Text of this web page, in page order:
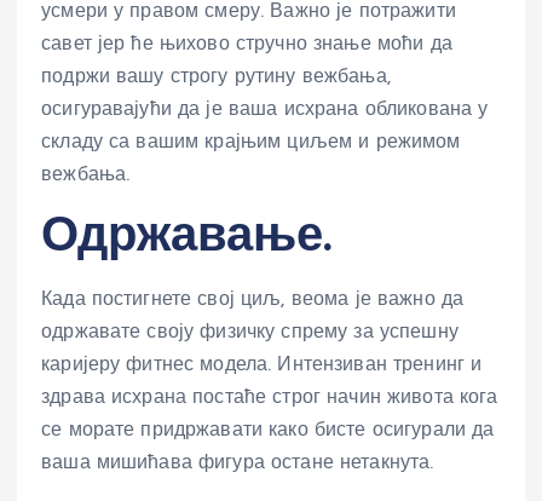
усмери у правом смеру. Важно је потражити
савет јер ће њихово стручно знање моћи да
подржи вашу строгу рутину вежбања,
осигуравајући да је ваша исхрана обликована у
складу са вашим крајњим циљем и режимом
вежбања.
Одржавање.
Када постигнете свој циљ, веома је важно да
одржавате своју физичку спрему за успешну
каријеру фитнес модела. Интензиван тренинг и
здрава исхрана постаће строг начин живота кога
се морате придржавати како бисте осигурали да
ваша мишићава фигура остане нетакнута.